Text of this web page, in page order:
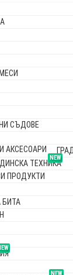
СЪДОВЕ
NEW
ТЕХНИКА
ПРОДУКТИ
БИТА